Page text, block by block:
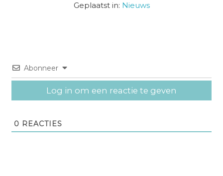
Geplaatst in: Nieuws
Abonneer
Log in om een reactie te geven
0 REACTIES